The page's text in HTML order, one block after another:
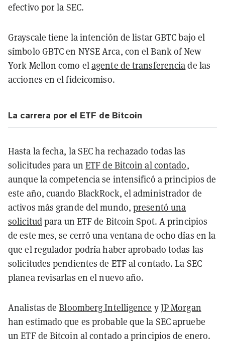
efectivo por la SEC.
Grayscale tiene la intención de listar GBTC bajo el
símbolo GBTC en NYSE Arca, con el Bank of New
York Mellon como elagente de transferenciade las
acciones en el fideicomiso.
La carrera por el ETF de Bitcoin
Hasta la fecha, la SEC ha rechazado todas las
solicitudes para un ETF de Bitcoin al contado,
aunque la competencia se intensificó a principios de
este año, cuando BlackRock, el administrador de
activos más grande del mundo,presentó una
solicitudpara un ETF de Bitcoin Spot. A principios
de este mes, se cerró una ventana de ocho días en la
que el regulador podría haber aprobado todas las
solicitudes pendientes de ETF al contado. La SEC
planea revisarlas en el nuevo año.
Analistas deBloomberg Intelligence yJP Morgan
han estimado que es probable que la SEC apruebe
un ETF de Bitcoin al contado a principios de enero.